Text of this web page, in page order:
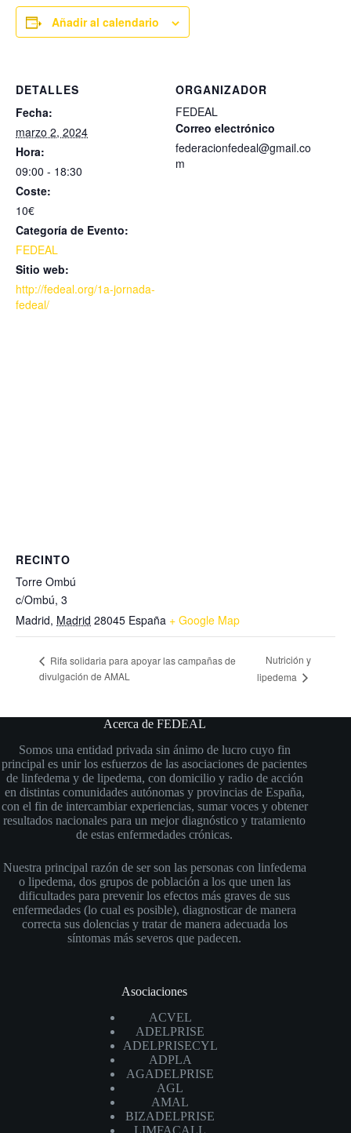
Añadir al calendario
DETALLES
Fecha:
marzo 2, 2024
Hora:
09:00 - 18:30
Coste:
10€
Categoría de Evento:
FEDEAL
Sitio web:
http://fedeal.org/1a-jornada-
fedeal/
ORGANIZADOR
FEDEAL
Correo electrónico
federacionfedeal@gmail.co
m
RECINTO
Torre Ombú
c/Ombú, 3
Madrid, Madrid 28045 España + Google Map
Rifa solidaria para apoyar las campañas de
divulgación de AMAL
Nutrición y
lipedema
Acerca de FEDEAL
Somos una entidad privada sin ánimo de lucro cuyo fin
principal es unir los esfuerzos de las asociaciones de pacientes
de linfedema y de lipedema, con domicilio y radio de acción
en distintas comunidades autónomas y provincias de España,
con el fin de intercambiar experiencias, sumar voces y obtener
resultados nacionales para un mejor diagnóstico y tratamiento
de estas enfermedades crónicas.
Nuestra principal razón de ser son las personas con linfedema
o lipedema, dos grupos de población a los que unen las
dificultades para prevenir los efectos más graves de sus
enfermedades (lo cual es posible), diagnosticar de manera
correcta sus dolencias y tratar de manera adecuada los
síntomas más severos que padecen.
Asociaciones
ACVEL
ADELPRISE
ADELPRISECYL
ADPLA
AGADELPRISE
AGL
AMAL
BIZADELPRISE
LIMFACALL